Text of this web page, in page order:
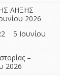
ΛΗΞΗΣ
2026
5 Ιουνίου
–
2026